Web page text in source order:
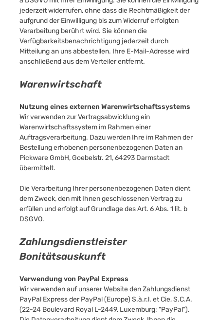
jederzeit widerrufen, ohne dass die Rechtmäßigkeit der
aufgrund der Einwilligung bis zum Widerruf erfolgten
Verarbeitung berührt wird. Sie können die
Verfügbarkeitsbenachrichtigung jederzeit durch
Mitteilung an uns abbestellen. Ihre E-Mail-Adresse wird
anschließend aus dem Verteiler entfernt.
Warenwirtschaft
Nutzung eines externen Warenwirtschaftssystems
Wir verwenden zur Vertragsabwicklung ein
Warenwirtschaftssystem im Rahmen einer
Auftragsverarbeitung. Dazu werden Ihre im Rahmen der
Bestellung erhobenen personenbezogenen Daten an
Pickware GmbH, Goebelstr. 21, 64293 Darmstadt
übermittelt.
Die Verarbeitung Ihrer personenbezogenen Daten dient
dem Zweck, den mit Ihnen geschlossenen Vertrag zu
erfüllen und erfolgt auf Grundlage des Art. 6 Abs. 1 lit. b
DSGVO.
Zahlungsdienstleister
Bonitätsauskunft
Verwendung von PayPal Express
Wir verwenden auf unserer Website den Zahlungsdienst
PayPal Express der PayPal (Europe) S.à.r.l. et Cie, S.C.A.
(22-24 Boulevard Royal L-2449, Luxemburg; "PayPal").